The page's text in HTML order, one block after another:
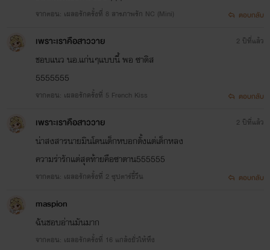
จากตอน: เผลอรักครั้งที่ 8 สารภาพรัก NC (Mini) ตอบกลับ
เพราะเราคือสาววาย
ชอบแนว นอ.แก่นๆแบบนี้ พอ ซาดิส
5555555
จากตอน: เผลอรักครั้งที่ 5 French Kiss
2 ปีที่แล้ว
ตอบกลับ
เพราะเราคือสาววาย
น่าสงสารนายมินโดนเด็กหบอกตั้งแต่เด็กหลง
ความร่ารักแต่สุดท้ายคือซาตาน555555
จากตอน: เผลอรักครั้งที่ 2 ซุปตาร์ขี้วีน
2 ปีที่แล้ว
ตอบกลับ
maspion
ฉันชอบอ่านมันมาก
จากตอน: เผลอรักครั้งที่ 16 แกล้งยั่วให้หึง